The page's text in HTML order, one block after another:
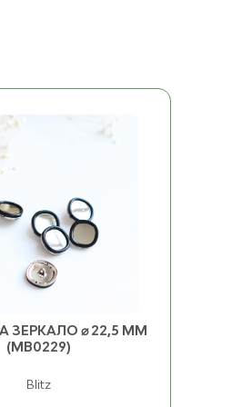
ЗЕРКАЛО ⌀ 22,5 ММ
(MB0229)
Blitz